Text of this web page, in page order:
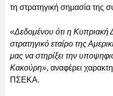
τη στρατηγική σημασία της
«Δεδομένου ότι η Κυπριακή
στρατηγικό εταίρο της
μας να στηρίξει την
Κακούρη», αναφέρει
ΠΣΕΚΑ.